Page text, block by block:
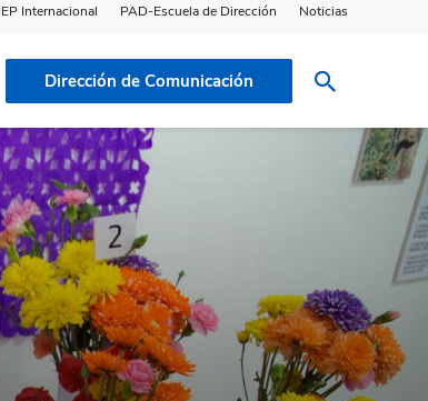
Internacional PAD-Escuela de Dirección Noticias
Dirección de Comunicación